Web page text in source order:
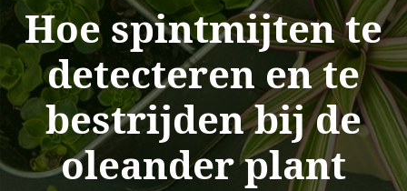
Hoe spintmijten te
detecteren en te
bestrijden bij de
oleander plant